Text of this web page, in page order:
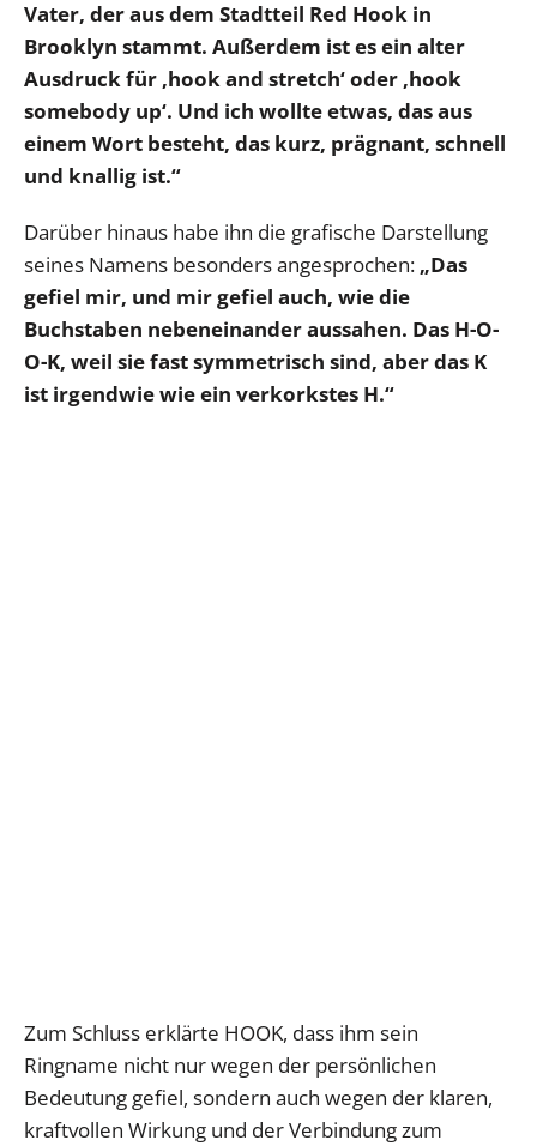
Vater, der aus dem Stadtteil Red Hook in
Brooklyn stammt. Außerdem ist es ein alter
Ausdruck für ‚hook and stretch‘ oder ‚hook
somebody up‘. Und ich wollte etwas, das aus
einem Wort besteht, das kurz, prägnant, schnell
und knallig ist.“
Darüber hinaus habe ihn die grafische Darstellung
seines Namens besonders angesprochen: „Das
gefiel mir, und mir gefiel auch, wie die
Buchstaben nebeneinander aussahen. Das H-O-
O-K, weil sie fast symmetrisch sind, aber das K
ist irgendwie wie ein verkorkstes H.“
Zum Schluss erklärte HOOK, dass ihm sein
Ringname nicht nur wegen der persönlichen
Bedeutung gefiel, sondern auch wegen der klaren,
kraftvollen Wirkung und der Verbindung zum